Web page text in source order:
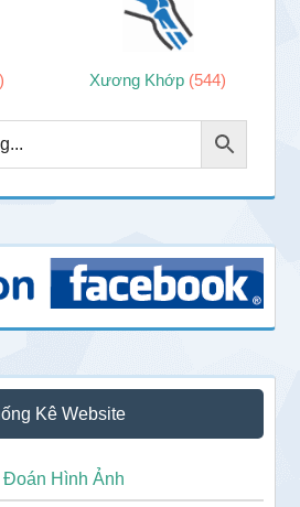
Xương Khớp (544)
Kê Website
Hình Ảnh